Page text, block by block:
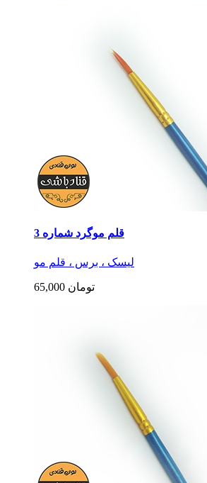
قلم موگرد شماره 3
لیسک ، برس ، قلم مو
65,000 تومان